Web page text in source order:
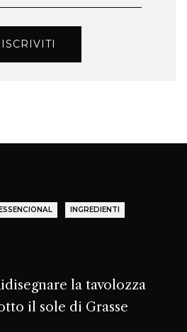
ISCRIVITI
INGREDIENTI
la tavolozza
il sole di Grasse